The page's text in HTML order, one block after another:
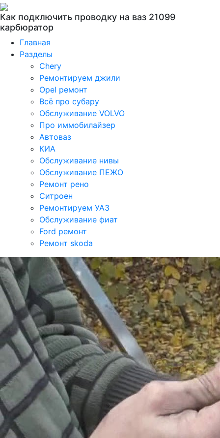
Как подключить проводку на ваз 21099
карбюратор
Главная
Разделы
Chery
Ремонтируем джили
Opel ремонт
Всё про субару
Обслуживание VOLVO
Про иммобилайзер
Автоваз
КИА
Обслуживание нивы
Обслуживание ПЕЖО
Ремонт рено
Ситроен
Ремонтируем УАЗ
Обслуживание фиат
Ford ремонт
Ремонт skoda